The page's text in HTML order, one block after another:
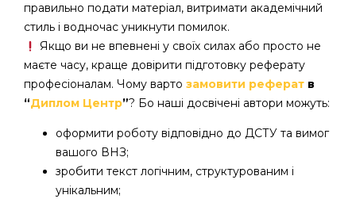
правильно подати матеріал, витримати академічний
стиль і водночас уникнути помилок.
Якщо ви не впевнені у своїх силах або просто не
маєте часу, краще довірити підготовку реферату
професіоналам. Чому варто замовити реферат в
“Диплом Центр”? Бо наші досвічені автори можуть:
оформити роботу відповідно до ДСТУ та вимог
вашого ВНЗ;
зробити текст логічним, структурованим і
унікальним;